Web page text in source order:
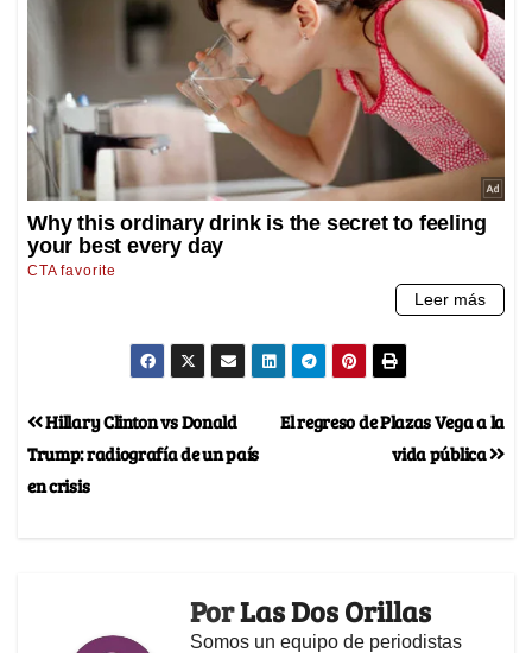
El regreso de Plazas Vega a la
vida pública
Hillary Clinton vs Donald
Trump: radiografía de un país
en crisis
PorLas Dos Orillas
Somos un equipo de periodistas